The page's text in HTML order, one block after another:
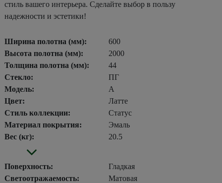
стиль вашего интерьера. Сделайте выбор в пользу
надежности и эстетики!
Ширина полотна (мм):
600
Высота полотна (мм):
2000
Толщина полотна (мм):
44
Стекло:
ПГ
Модель:
А
Цвет:
Латте
Стиль коллекции:
Статус
Материал покрытия:
Эмаль
Вес (кг):
20.5
Поверхность:
Гладкая
Светоотражаемость:
Матовая